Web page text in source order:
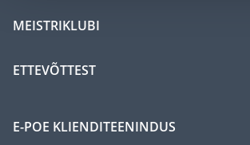
MEISTRIKLUBI
ETTEVÕTTEST
E-POE KLIENDITEENINDUS